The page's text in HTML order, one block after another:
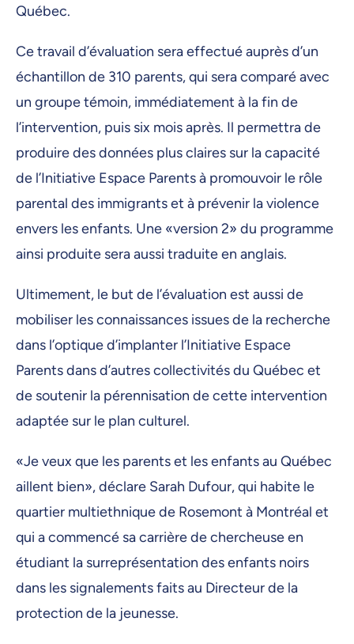
Québec.
Ce travail d’évaluation sera effectué auprès d’un
échantillon de 310 parents, qui sera comparé avec
un groupe témoin, immédiatement à la fin de
l’intervention, puis six mois après. Il permettra de
produire des données plus claires sur la capacité
de l’Initiative Espace Parents à promouvoir le rôle
parental des immigrants et à prévenir la violence
envers les enfants. Une «version 2» du programme
ainsi produite sera aussi traduite en anglais.
Ultimement, le but de l’évaluation est aussi de
mobiliser les connaissances issues de la recherche
dans l’optique d’implanter l’Initiative Espace
Parents dans d’autres collectivités du Québec et
de soutenir la pérennisation de cette intervention
adaptée sur le plan culturel.
«Je veux que les parents et les enfants au Québec
aillent bien», déclare Sarah Dufour, qui habite le
quartier multiethnique de Rosemont à Montréal et
qui a commencé sa carrière de chercheuse en
étudiant la surreprésentation des enfants noirs
dans les signalements faits au Directeur de la
protection de la jeunesse.